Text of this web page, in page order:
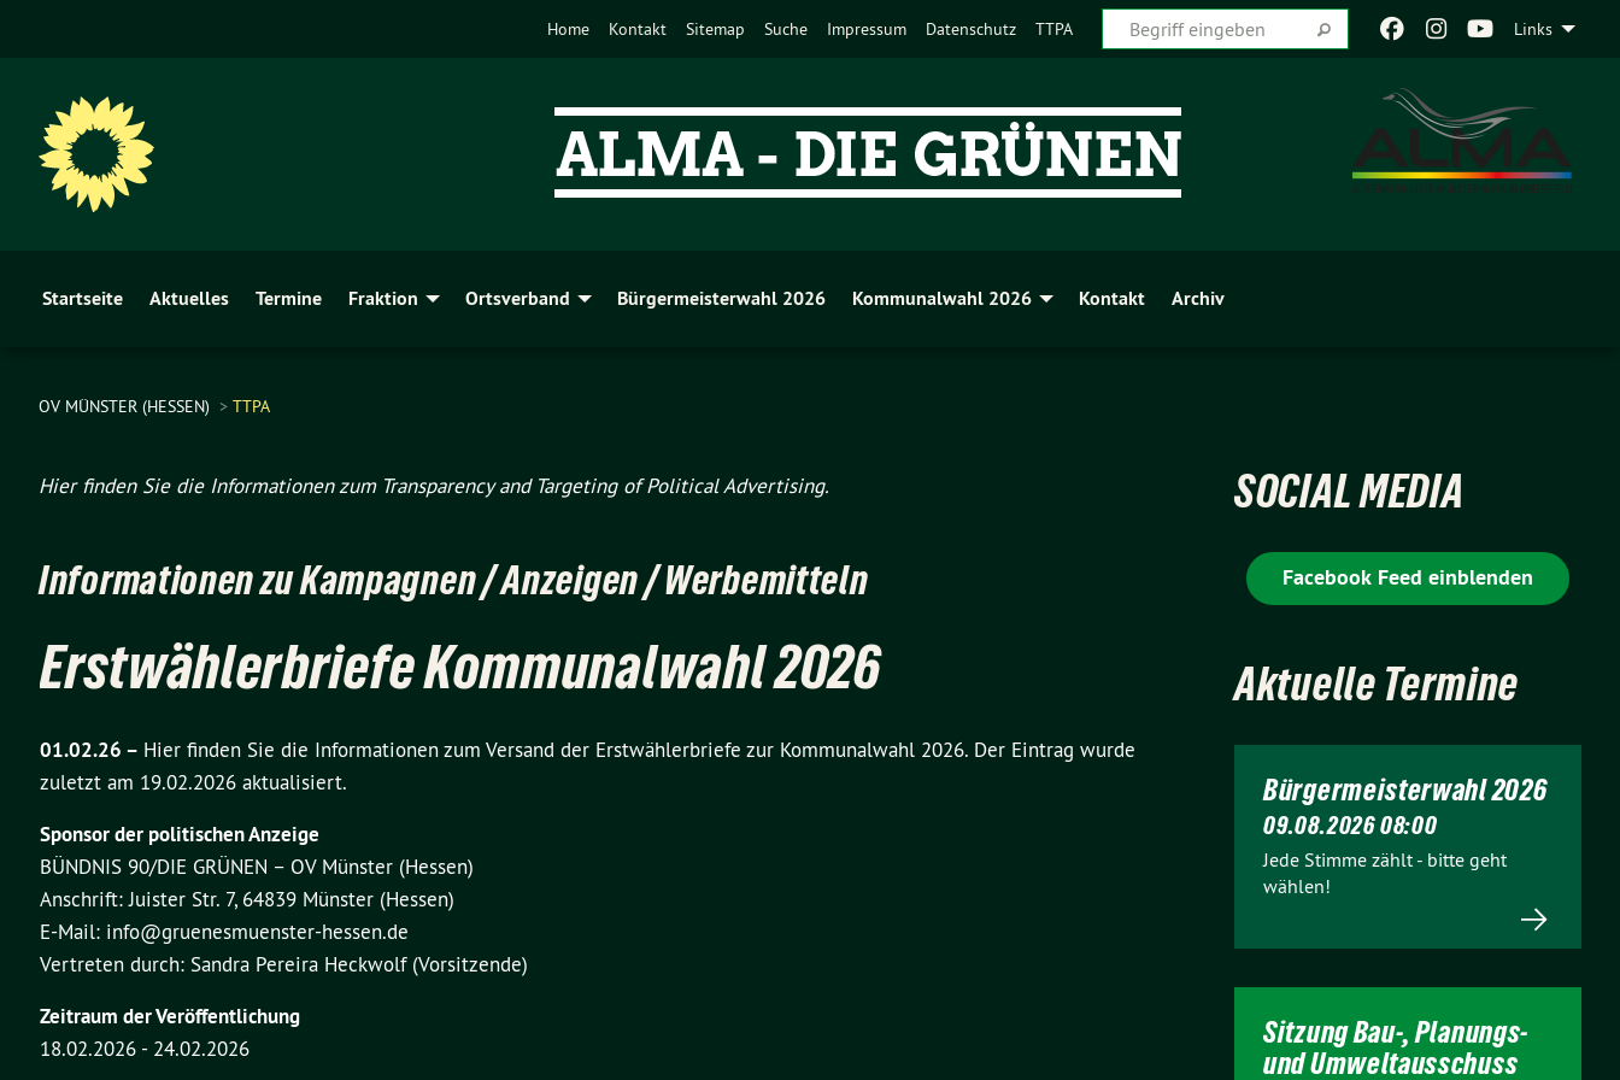
Links
Home Kontakt Sitemap Suche Impressum Datenschutz TTPA
Startseite Aktuelles Termine Fraktion Ortsverband Bürgermeisterwahl 2026 Kommunalwahl 2026 Kontakt Archiv
OV MÜNSTER (HESSEN) TTPA
Hier finden Sie die Informationen zum Transparency and Targeting of Political Advertising.
Informationen zu Kampagnen / Anzeigen / Werbemitteln
Erstwählerbriefe Kommunalwahl 2026
01.02.26 – Hier finden Sie die Informationen zum Versand der Erstwählerbriefe zur Kommunalwahl 2026. Der Eintrag wurde
zuletzt am 19.02.2026 aktualisiert.
Sponsor der politischen Anzeige
BÜNDNIS 90/DIE GRÜNEN – OV Münster (Hessen)
Anschrift: Juister Str. 7, 64839 Münster (Hessen)
E-Mail: info@gruenesmuenster-hessen.de
Vertreten durch: Sandra Pereira Heckwolf (Vorsitzende)
Zeitraum der Veröffentlichung
18.02.2026 - 24.02.2026
SOCIAL MEDIA
Facebook Feed einblenden
Aktuelle Termine
Bürgermeisterwahl 2026
09.08.2026 08:00
Jede Stimme zählt - bitte geht
wählen!
Sitzung Bau-, Planungs-
und Umweltausschuss